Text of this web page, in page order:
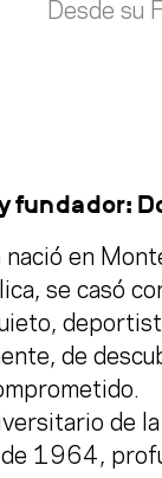
Desde su
fundador:
nació en
se casó
de
de
1964,